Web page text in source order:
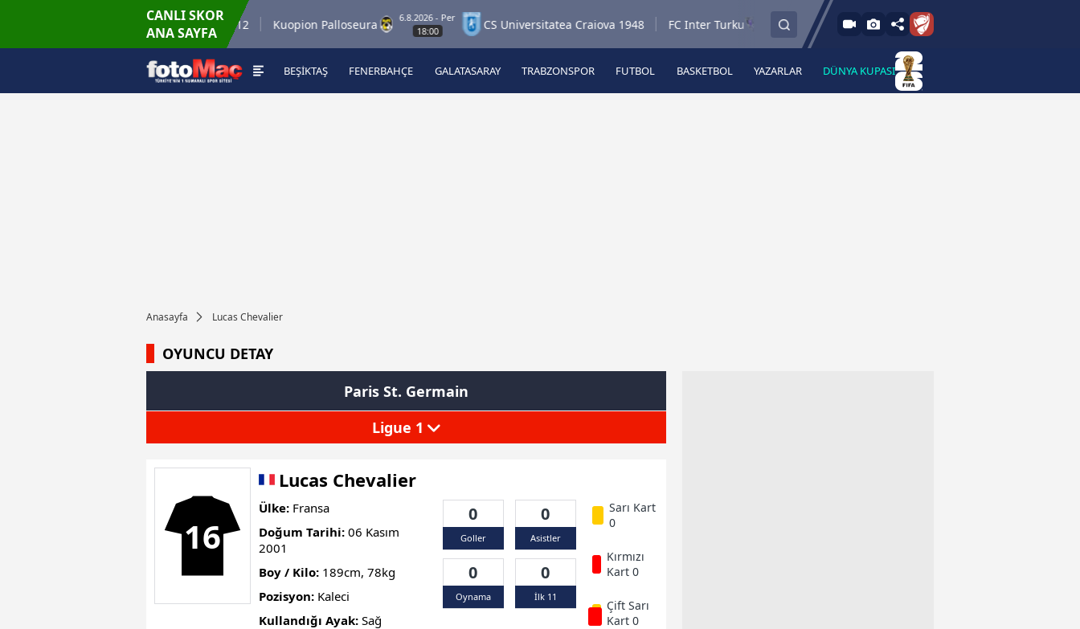
CANLI SKOR
ANA SAYFA
Winner Match 12 Kuopion Palloseura
6.8.2026 - Per
18:00
CS Universitatea Craiova 1948 FC Inter Turku
6.8.2026 - Per
FC Vaduz Jagiellonia Bialystok
Beşiktaş
A Haber
A Haber Radyo
BEŞİKTAŞ FENERBAHÇE GALATASARAY TRABZONSPOR FUTBOL BASKETBOL YAZARLAR DÜNYA KUPASI
Anasayfa Lucas Chevalier
OYUNCU DETAY
Paris St. Germain
Ligue 1
16
Lucas Chevalier
Ülke: Fransa
Doğum Tarihi: 06 Kasım
2001
Boy / Kilo: 189cm, 78kg
Pozisyon: Kaleci
Kullandığı Ayak: Sağ
0
Goller
0
Asistler
0
Oynama
0
İlk 11
Sarı Kart
0
Kırmızı
Kart 0
Çift Sarı
Kart 0